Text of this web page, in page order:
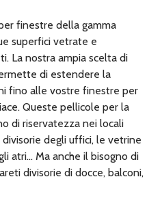
finestre della gamma
superfici vetrate e
La nostra ampia scelta di
di estendere la
fino alle vostre finestre per
Queste pellicole per la
di riservatezza nei locali
degli uffici, le vetrine
atri… Ma anche il bisogno di
divisorie di docce, balconi,